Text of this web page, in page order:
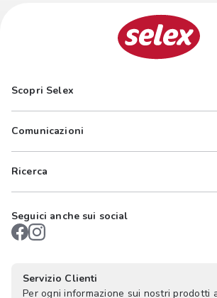
Scopri Selex
Comunicazioni
Ricerca
Seguici anche sui social
Servizio Clienti
Per ogni informazione sui nostri prodotti